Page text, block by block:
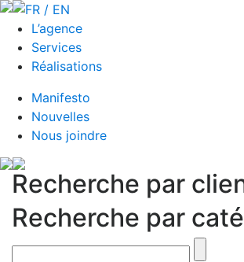
FR / EN
L’agence
Services
Réalisations
Manifesto
Nouvelles
Nous joindre
Recherche par
Recherche par